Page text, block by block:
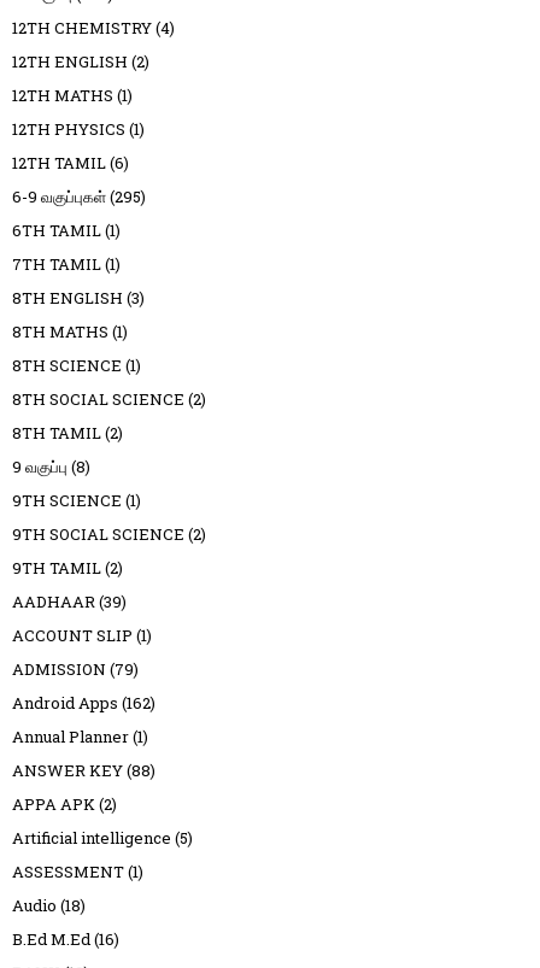
12TH CHEMISTRY(4)
12TH ENGLISH (2)
12TH MATHS (1)
12TH PHYSICS (1)
12TH TAMIL(6)
6-9 வகுப்புகள்(295)
6TH TAMIL(1)
7TH TAMIL(1)
8TH ENGLISH (3)
8TH MATHS (1)
8TH SCIENCE (1)
8TH SOCIAL SCIENCE (2)
8TH TAMIL(2)
9 வகுப்பு (8)
9TH SCIENCE (1)
9TH SOCIAL SCIENCE (2)
9TH TAMIL(2)
AADHAAR(39)
ACCOUNT SLIP (1)
ADMISSION (79)
Android Apps (162)
Annual Planner(1)
ANSWER KEY(88)
APPA APK(2)
Artificial intelligence (5)
ASSESSMENT(1)
Audio (18)
B.Ed M.Ed(16)